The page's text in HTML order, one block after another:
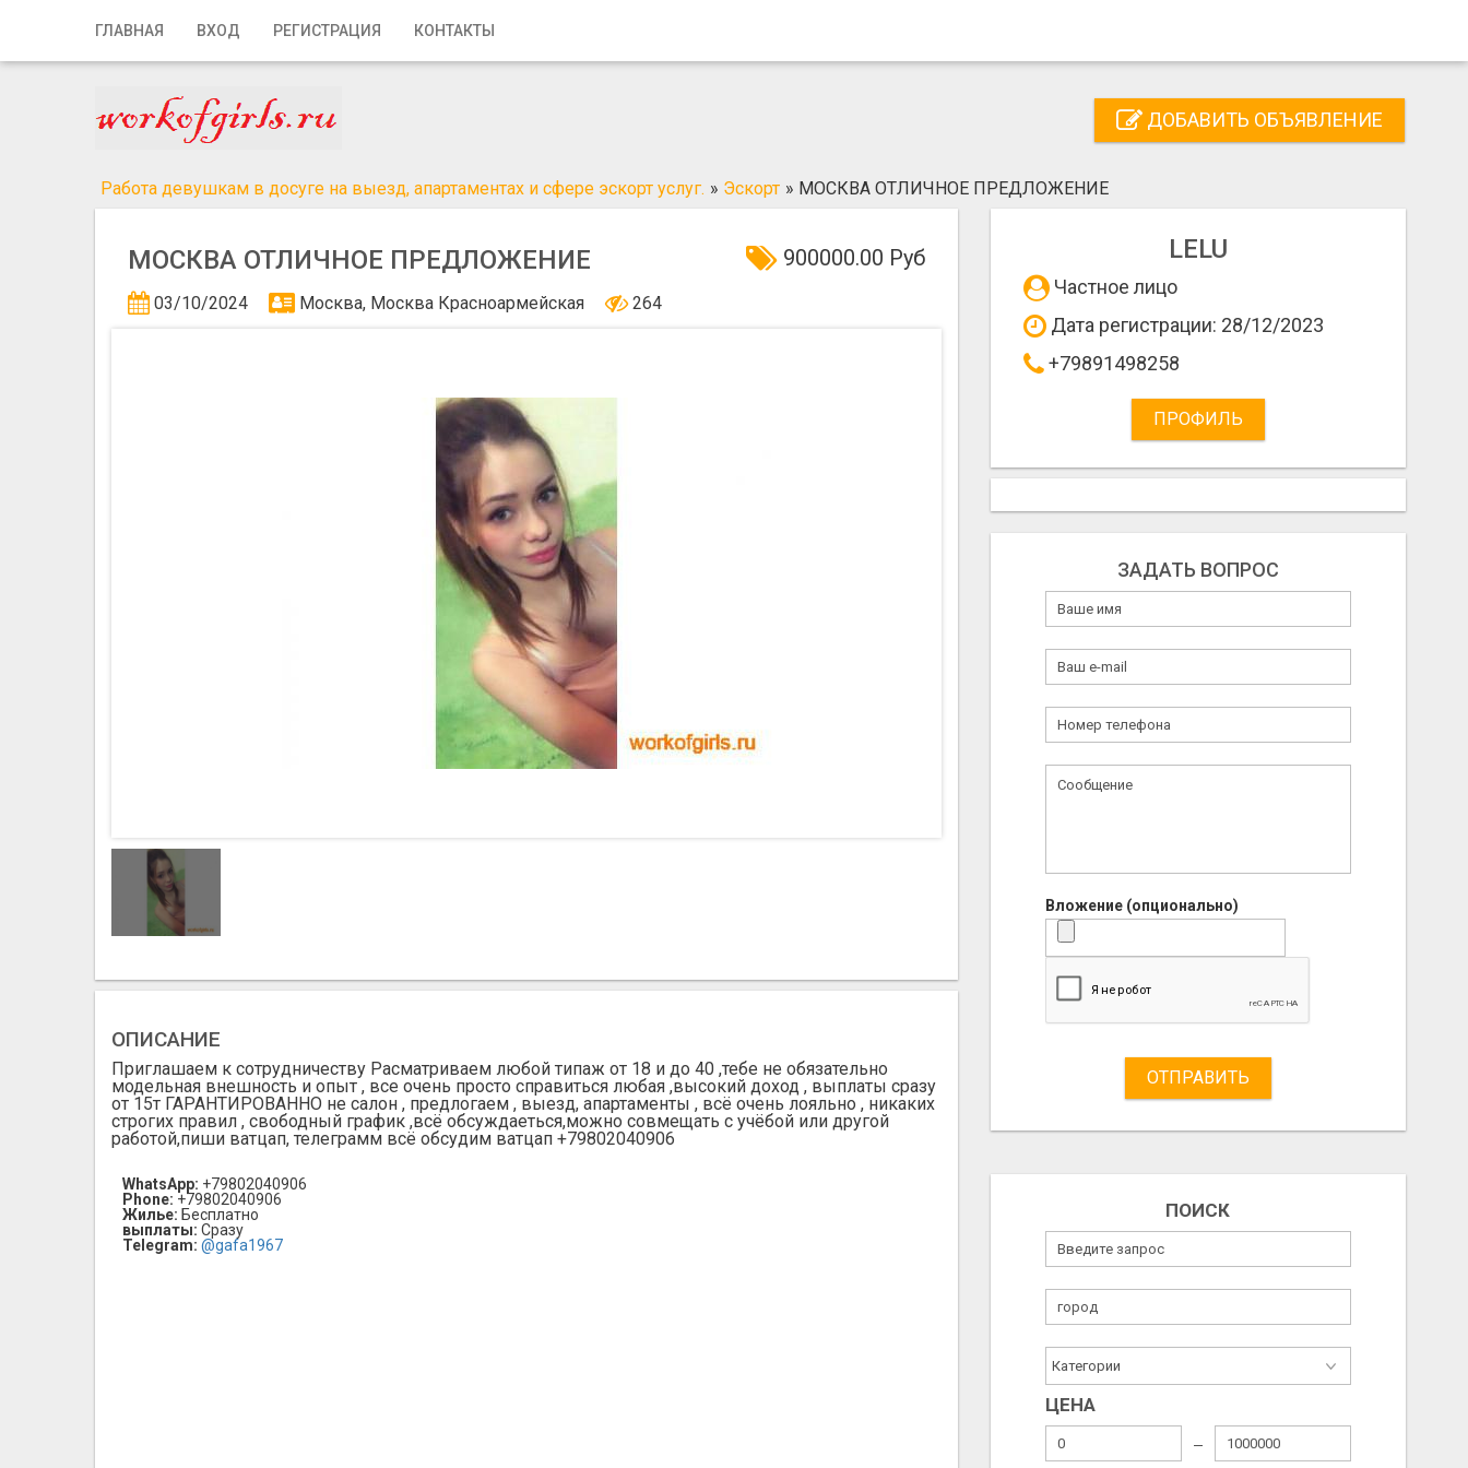
ГЛАВНАЯ ВХОД РЕГИСТРАЦИЯ КОНТАКТЫ
Главная
Регистрация ДОБАВИТЬ ОБЪЯВЛЕНИЕ
Работа девушкам в досуге на выезд, апартаментах и сфере эскорт услуг. » Эскорт » МОСКВА ОТЛИЧНОЕ ПРЕДЛОЖЕНИЕ
МОСКВА ОТЛИЧНОЕ ПРЕДЛОЖЕНИЕ 900000.00 Руб
03/10/2024 Москва, Москва Красноармейская 264
ОПИСАНИЕ
Приглашаем к сотрудничеству Расматриваем любой типаж от 18 и до 40 ,тебе не обязательно
модельная внешность и опыт , все очень просто справиться любая ,высокий доход , выплаты сразу
от 15т ГАРАНТИРОВАННО не салон , предлогаем , выезд, апартаменты , всё очень лояльно , никаких
строгих правил , свободный график ,всё обсуждаеться,можно совмещать с учёбой или другой
работой,пиши ватцап, телеграмм всё обсудим ватцап +79802040906
WhatsApp: +79802040906
Phone: +79802040906
Жилье: Бесплатно
выплаты: Сразу
Telegram: @gafa1967
LELU
Частное лицо
Дата регистрации: 28/12/2023
+79891498258
ПРОФИЛЬ
ЗАДАТЬ ВОПРОС
Вложение (опционально)
ОТПРАВИТЬ
ПОИСК
ЦЕНА